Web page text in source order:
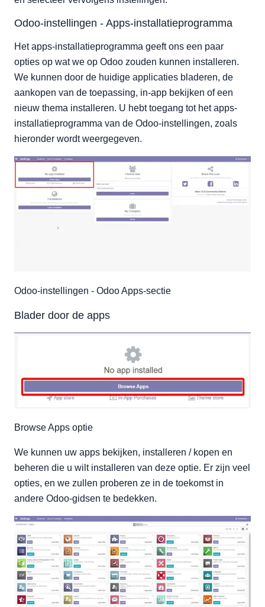
Odoo-instellingen - Apps-installatieprogramma
Het apps-installatieprogramma geeft ons een paar
opties op wat we op Odoo zouden kunnen installeren.
We kunnen door de huidige applicaties bladeren, de
aankopen van de toepassing, in-app bekijken of een
nieuw thema installeren. U hebt toegang tot het apps-
installatieprogramma van de Odoo-instellingen, zoals
hieronder wordt weergegeven.
Odoo-instellingen - Odoo Apps-sectie
Blader door de apps
Browse Apps optie
We kunnen uw apps bekijken, installeren / kopen en
beheren die u wilt installeren van deze optie. Er zijn veel
opties, en we zullen proberen ze in de toekomst in
andere Odoo-gidsen te bedekken.